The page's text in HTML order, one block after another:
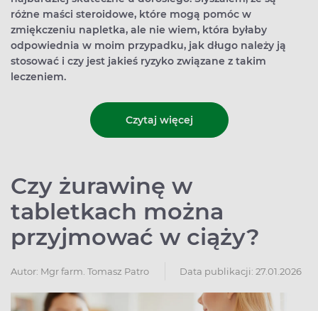
różne maści steroidowe, które mogą pomóc w
zmiękczeniu napletka, ale nie wiem, która byłaby
odpowiednia w moim przypadku, jak długo należy ją
stosować i czy jest jakieś ryzyko związane z takim
leczeniem.
Czytaj więcej
Czy żurawinę w
tabletkach można
przyjmować w ciąży?
Autor: Mgr farm. Tomasz Patro Data publikacji: 27.01.2026